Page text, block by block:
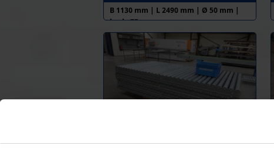
B 1130 mm | L 2490 mm | Ø 50 mm |
h.o.h. 75 mm
Rollenbaan - 1010661